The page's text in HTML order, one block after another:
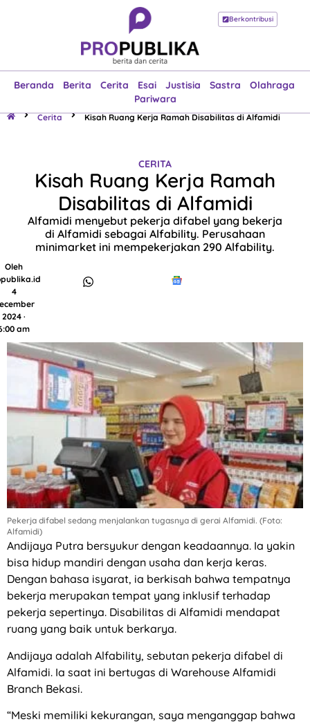
Berkontribusi
Beranda Berita Cerita Esai Justisia Sastra
Olahraga
Pariwara
Beranda
Esai
Justisia
Sastra
Olahraga
Pariwara
Cerita Kisah Ruang Kerja Ramah Disabilitas di Alfamidi
CERITA
Kisah Ruang Kerja Ramah
Disabilitas di Alfamidi
Alfamidi menyebut pekerja difabel yang bekerja
di Alfamidi sebagai Alfability. Perusahaan
minimarket ini mempekerjakan 290 Alfability.
Oleh
4
2024 ·
am
Pekerja difabel sedang menjalankan tugasnya di gerai Alfamidi. (Foto:
Alfamidi)
Andijaya Putra bersyukur dengan keadaannya. Ia yakin
bisa hidup mandiri dengan usaha dan kerja keras.
Dengan bahasa isyarat, ia berkisah bahwa tempatnya
bekerja merupakan tempat yang inklusif terhadap
pekerja sepertinya. Disabilitas di Alfamidi mendapat
ruang yang baik untuk berkarya.
Andijaya adalah Alfability, sebutan pekerja difabel di
Alfamidi. Ia saat ini bertugas di Warehouse Alfamidi
Branch Bekasi.
“Meski memiliki kekurangan, saya menganggap bahwa